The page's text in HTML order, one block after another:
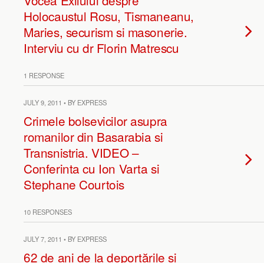
Holocaustul Rosu, Tismaneanu,
Maries, securism si masonerie.
Interviu cu dr Florin Matrescu
1 RESPONSE
JULY 9, 2011 • BY EXPRESS
Crimele bolsevicilor asupra
romanilor din Basarabia si
Transnistria. VIDEO –
Conferinta cu Ion Varta si
Stephane Courtois
10 RESPONSES
JULY 7, 2011 • BY EXPRESS
62 de ani de la deportările si